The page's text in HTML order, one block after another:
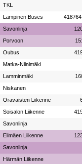
TKL
Lampinen Buses
Savonlinja
Porvoon
Oubus
Matka-Niinimäki
Lamminmäki
Niskanen
Oravaisten Liikenne
Soisalon Liikenne
Savonlinja
Elimäen Liikenne
Savonlinja
Härmän Liikenne